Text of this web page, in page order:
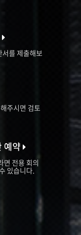
를 제출해보
주시면 검토
예약
면 전용 회의
있습니다.